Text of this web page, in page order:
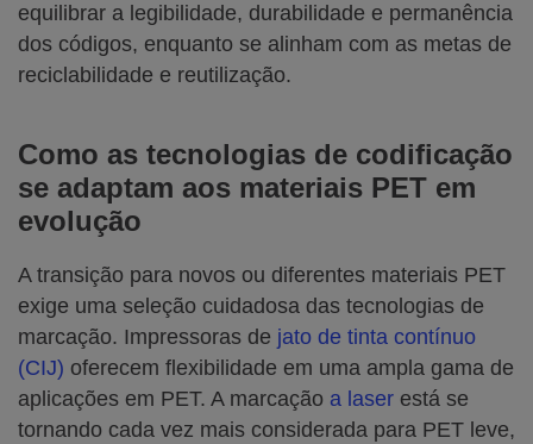
equilibrar a legibilidade, durabilidade e permanência
dos códigos, enquanto se alinham com as metas de
reciclabilidade e reutilização.
Como as tecnologias de codificação
se adaptam aos materiais PET em
evolução
A transição para novos ou diferentes materiais PET
exige uma seleção cuidadosa das tecnologias de
marcação. Impressoras de jato de tinta contínuo
(CIJ) oferecem flexibilidade em uma ampla gama de
aplicações em PET. A marcação a laser está se
tornando cada vez mais considerada para PET leve,